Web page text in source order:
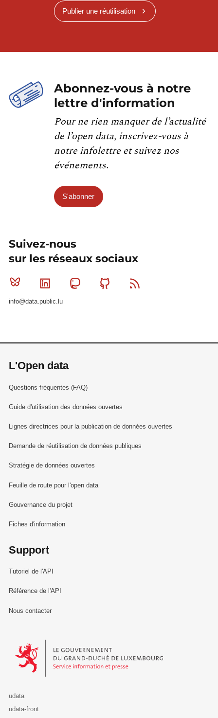
Publier une réutilisation
Abonnez-vous à notre
lettre d'information
Pour ne rien manquer de l’actualité
de l’open data, inscrivez-vous à
notre infolettre et suivez nos
événements.
S'abonner
Suivez-nous
sur les réseaux sociaux
Bluesky Linkedin MastodonGithub
info@data.public.lu
L'Open data
Questions fréquentes (FAQ)
Guide d'utilisation des données ouvertes
Lignes directrices pour la publication de données ouvertes
Demande de réutilisation de données publiques
Stratégie de données ouvertes
Feuille de route pour l'open data
Gouvernance du projet
Fiches d'information
Support
Tutoriel de l'API
Référence de l'API
Nous contacter
Le Gouvernement du Grand-Duché de Luxembourg - Service
udata
udata-front